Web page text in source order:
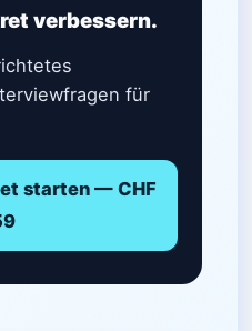
verbessern.
für
starten — CHF